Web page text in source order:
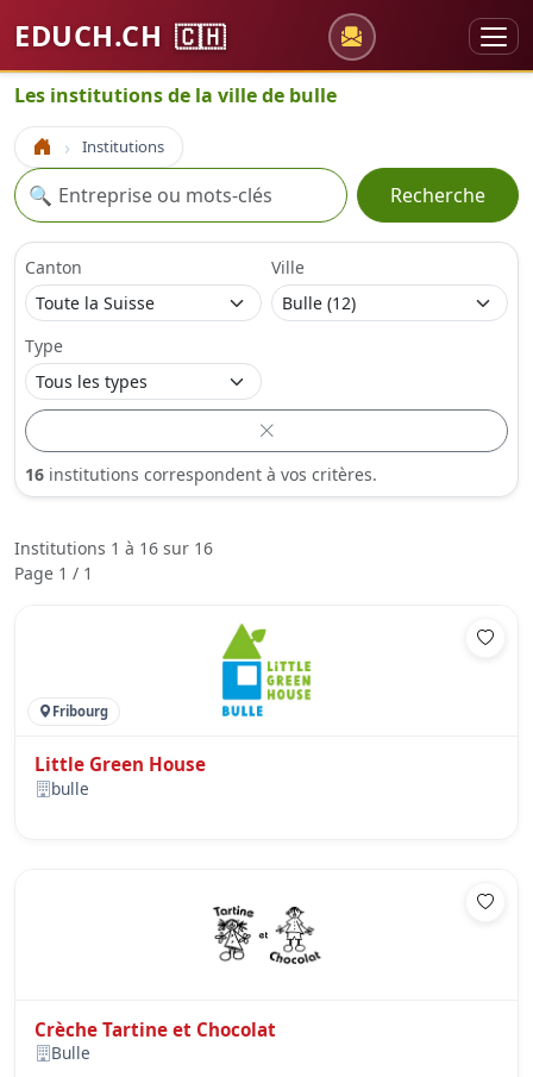
EDUCH.CH 🇨🇭
Les institutions de la ville de bulle
Accueil Institutions
Recherche
🔍 Recherche
Canton Ville
Type
16 institutions correspondent à vos critères.
Institutions 1 à 16 sur 16
Page 1 / 1
Fribourg
Little Green House
bulle
Crèche Tartine et Chocolat
Bulle